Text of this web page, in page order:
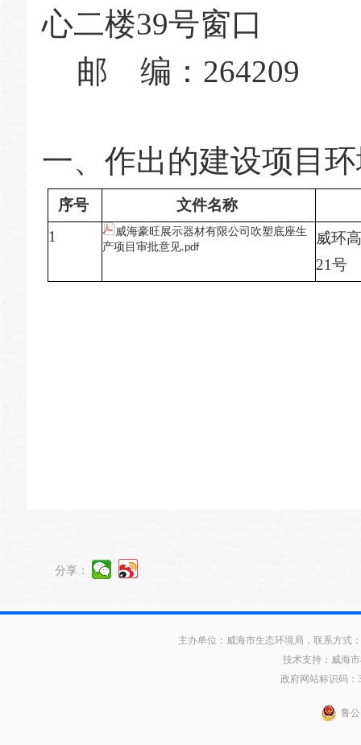
心二楼39号窗口
邮 编：264209
一、作出的建设项目
序号
文件名称
1
威海豪旺展示器材有限公司吹塑底座生
产项目审批意见.pdf
威环高
21
分享：
主办单位：威海市生态环境局，联系方式
技术支持：威海
政府网站标识码：
鲁公